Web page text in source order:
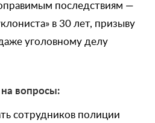
последствиям —
в 30 лет, призыву
уголовному делу
на вопросы:
сотрудников полиции